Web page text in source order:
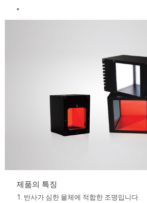
제품의 특징
1. 반사가 심한 물체에 적합한 조명입니다.